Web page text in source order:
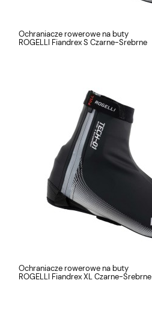
Ochraniacze rowerowe na buty
ROGELLI Fiandrex S Czarne-Srebrne
Ochraniacze rowerowe na buty
ROGELLI Fiandrex XL Czarne-Srebrne